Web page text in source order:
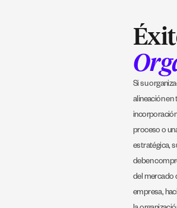
Si su
alineación en
proceso o
estratégica,
deben
del mercado
empresa,